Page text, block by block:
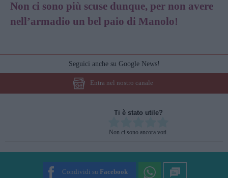
Non ci sono più scuse dunque, per non avere
nell’armadio un bel paio di Manolo!
Seguici anche su Google News!
Entra nel nostro canale
Ti è stato utile?
Non ci sono ancora voti.
Condividi su Facebook